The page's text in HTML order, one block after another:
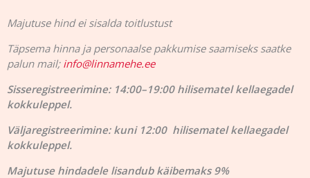
Majutuse hind ei sisalda toitlustust
Täpsema hinna ja personaalse pakkumise saamiseks saatke
palun mail; info@linnamehe.ee
Sisseregistreerimine: 14:00–19:00 hilisematel kellaegadel
kokkuleppel.
Väljaregistreerimine: kuni 12:00 hilisematel kellaegadel
kokkuleppel.
Majutuse hindadele lisandub käibemaks 9%